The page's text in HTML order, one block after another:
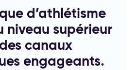
d’athlétisme
niveau supérieur
canaux
engageants.